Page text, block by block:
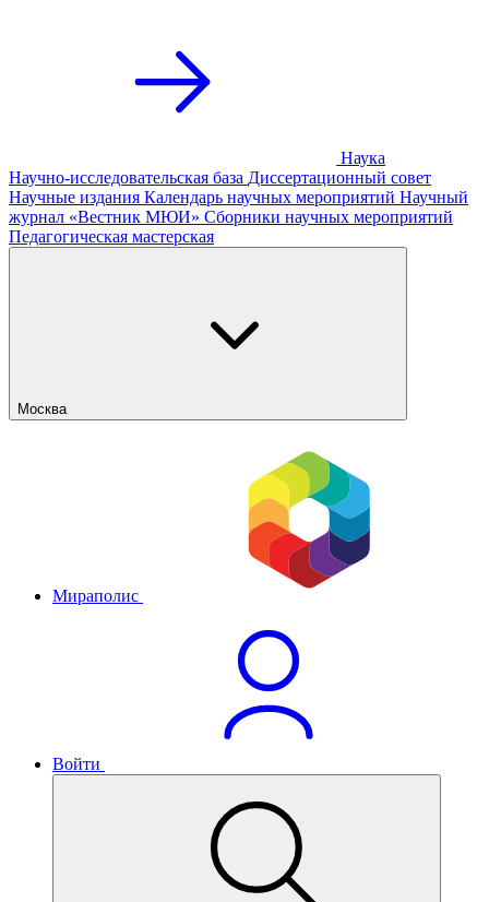
Наука
Научно-исследовательская база Диссертационный совет
Научные издания Календарь научных мероприятий Научный
журнал «Вестник МЮИ» Сборники научных мероприятий
Педагогическая мастерская
Москва
Мираполис
Войти